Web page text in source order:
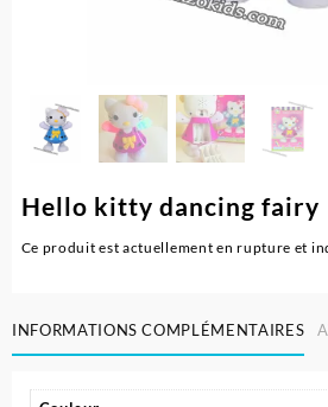
Hello kitty dancing fairy
Ce produit est actuellement en rupture et
INFORMATIONS COMPLÉMENTAIRES